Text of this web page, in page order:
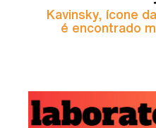
Kavinsky, ícone
é encontrado